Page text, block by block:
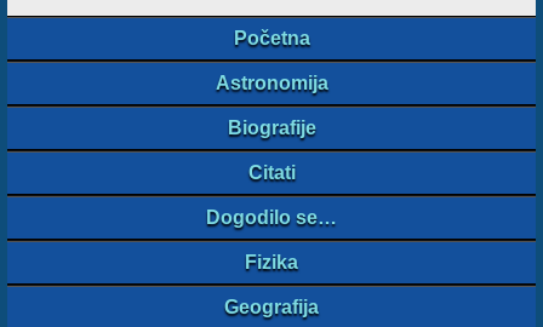
Početna
Astronomija
Biografije
Citati
Dogodilo se…
Fizika
Geografija